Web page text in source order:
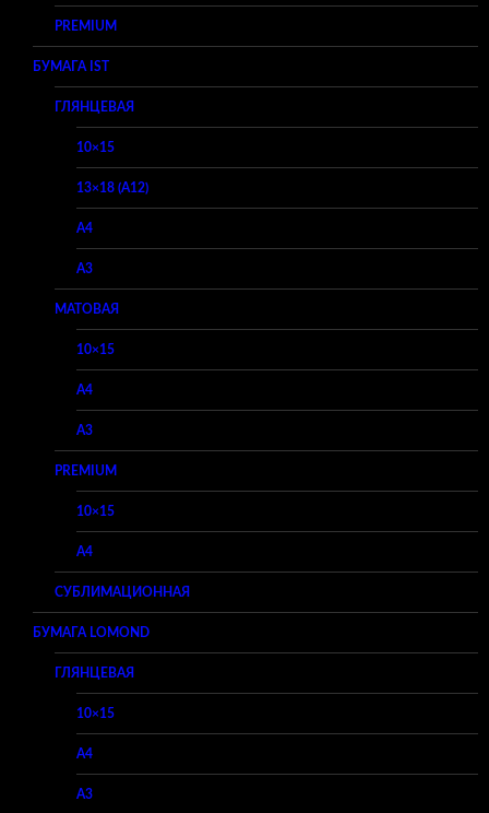
PREMIUM
БУМАГА IST
ГЛЯНЦЕВАЯ
10×15
13×18 (A12)
A4
A3
МАТОВАЯ
10×15
A4
A3
PREMIUM
10×15
A4
СУБЛИМАЦИОННАЯ
БУМАГА LOMOND
ГЛЯНЦЕВАЯ
10×15
A4
A3